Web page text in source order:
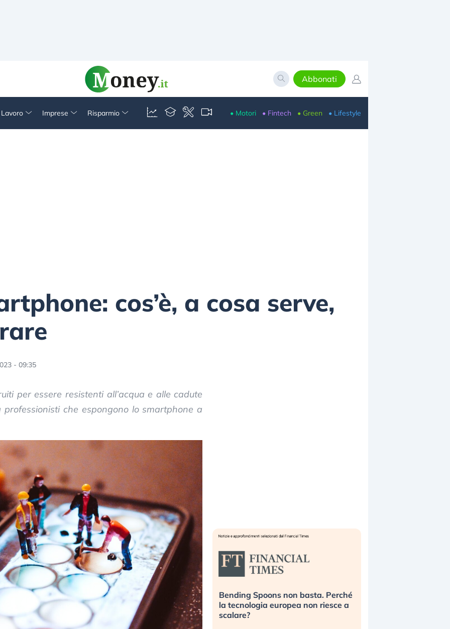
Abbonati
Imprese Risparmio • Motori • Fintech • Green • Lifestyle
cos’è, a cosa serve,
- 09:35
per essere resistenti all’acqua e alle cadute
che espongono lo smartphone a
La grande operazione di
insabbiamento sui data center per
l’AI, spiegata sul Financial Times
Bending Spoons non basta. Perché
la tecnologia europea non riesce a
scalare?